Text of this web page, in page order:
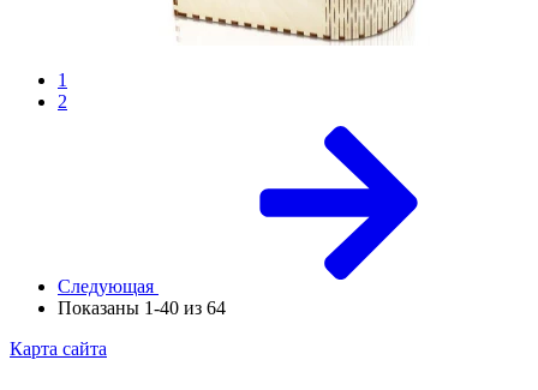
1
2
Следующая
Показаны 1-40 из 64
Карта сайта